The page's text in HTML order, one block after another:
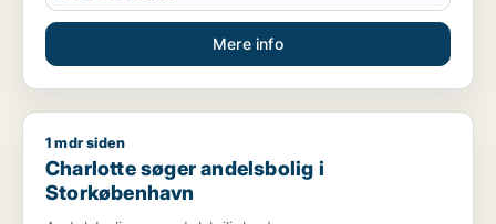
Mere info
Charlotte søger andelsbolig i Storkøbenhavn
1 mdr siden
Charlotte søger andelsbolig i
Storkøbenhavn